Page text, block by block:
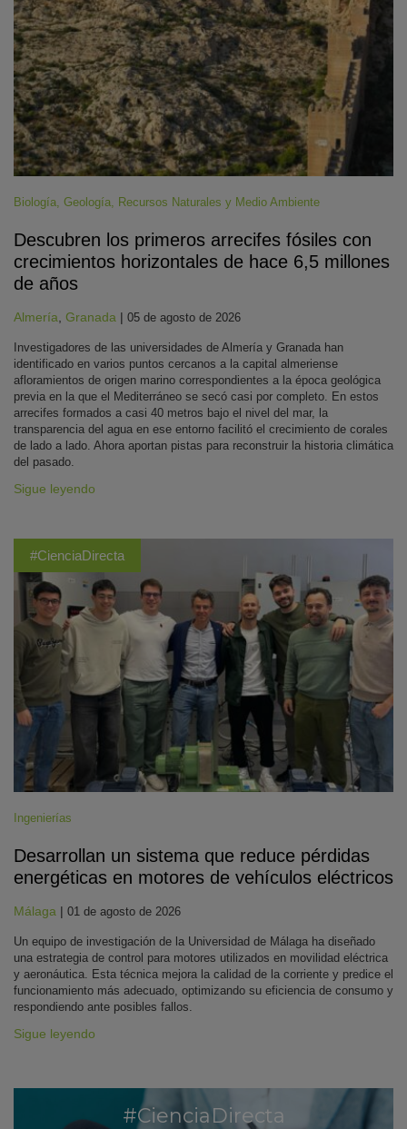
Biología, Geología, Recursos Naturales y Medio Ambiente
Descubren los primeros arrecifes fósiles con
crecimientos horizontales de hace 6,5 millones
de años
Almería Granada | 05 de agosto de 2026
Investigadores de las universidades de Almería y Granada han
identificado en varios puntos cercanos a la capital almeriense
afloramientos de origen marino correspondientes a la época geológica
previa en la que el Mediterráneo se secó casi por completo. En estos
arrecifes formados a casi 40 metros bajo el nivel del mar, la
transparencia del agua en ese entorno facilitó el crecimiento de corales
de lado a lado. Ahora aportan pistas para reconstruir la historia climática
del pasado.
Sigue leyendo
#CienciaDirecta
Ingenierías
Desarrollan un sistema que reduce pérdidas
energéticas en motores de vehículos eléctricos
Málaga | 01 de agosto de 2026
Un equipo de investigación de la Universidad de Málaga ha diseñado
una estrategia de control para motores utilizados en movilidad eléctrica
y aeronáutica. Esta técnica mejora la calidad de la corriente y predice el
funcionamiento más adecuado, optimizando su eficiencia de consumo y
respondiendo ante posibles fallos.
Sigue leyendo
#CienciaDirecta